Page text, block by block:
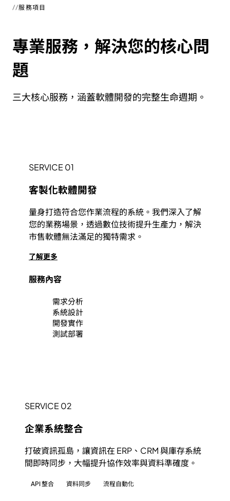
服務項目
專業服務，解決您的核心問
題
三大核心服務，涵蓋軟體開發的完整生命週期。
SERVICE 01
客製化軟體開發
量身打造符合您作業流程的系統。我們深入了解
您的業務場景，透過數位技術提升生產力，解決
市售軟體無法滿足的獨特需求。
了解更多
服務內容
需求分析
系統設計
開發實作
測試部署
SERVICE 02
企業系統整合
打破資訊孤島，讓資訊在 ERP、CRM 與庫存系統
間即時同步，大幅提升協作效率與資料準確度。
API 整合 資料同步 流程自動化